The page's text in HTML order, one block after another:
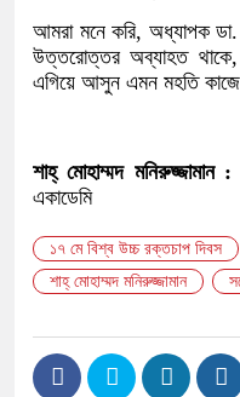
আমরা মনে করি, অধ্যাপক ডা.
উত্তরোত্তর অব্যাহত
এগিয়ে আসুন এমন মহতি
শাহ্ মোহাম্মদ মনিরুজ্জামান :
একাডেমি
১৭ মে বিশ্ব উচ্চ রক্তচাপ দিবস
শাহ্ মোহাম্মদ মনিরুজ্জামান